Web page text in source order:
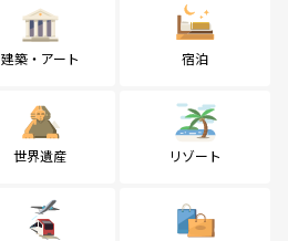
建築・アート 宿泊
世界遺産 リゾート